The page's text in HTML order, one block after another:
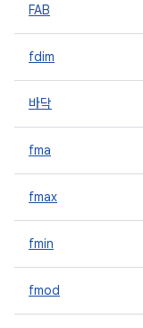
FAB
fdim
바닥
fma
fmax
fmin
fmod